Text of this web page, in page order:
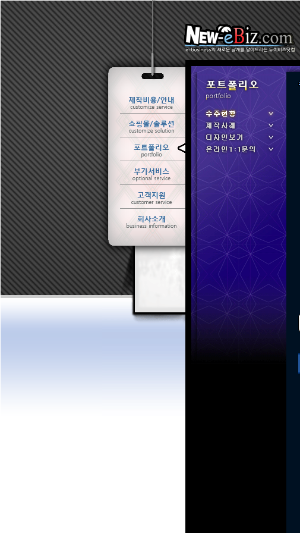
ㆍ 수주현황
ㆍ 제작사례